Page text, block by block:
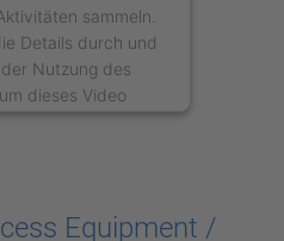
sammeln.
Details durch und
Nutzung des
dieses Video
Equipment /